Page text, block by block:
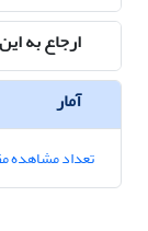
ارجاع به
آمار
تعداد مشاهده